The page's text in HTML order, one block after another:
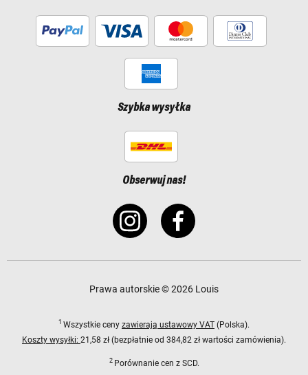
Szybka wysyłka
Obserwuj nas!
Prawa autorskie © 2026 Louis
1 Wszystkie ceny zawierają ustawowy VAT (Polska).
Koszty wysyłki: 21,58 zł (bezpłatnie od 384,82 zł wartości zamówienia).
2 Porównanie cen z SCD.